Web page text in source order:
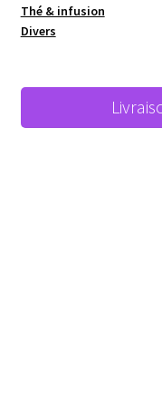
Thé & infusion
Divers